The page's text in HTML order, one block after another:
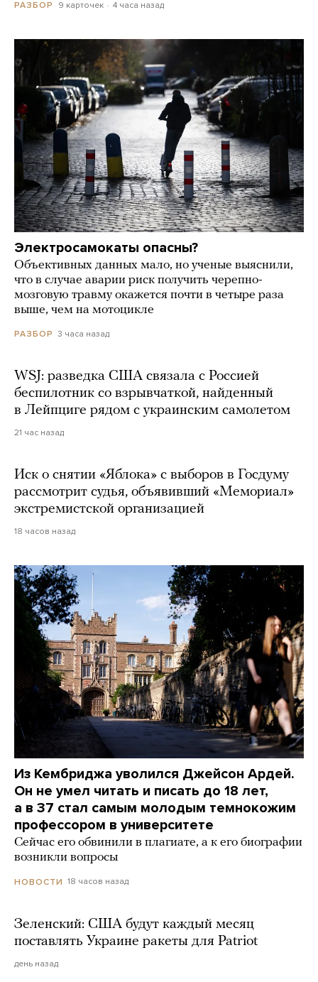
РАЗБОР 9 карточек 4 часа назад
Электросамокаты опасны?
Объективных данных мало, но ученые выяснили,
что в случае аварии риск получить черепно-
мозговую травму окажется почти в четыре раза
выше, чем на мотоцикле
РАЗБОР 3 часа назад
WSJ: разведка США связала с Россией
беспилотник со взрывчаткой, найденный
в Лейпциге рядом с украинским самолетом
21 час назад
Иск о снятии «Яблока» с выборов в Госдуму
рассмотрит судья, объявивший «Мемориал»
экстремистской организацией
18 часов назад
Из Кембриджа уволился Джейсон Ардей.
Он не умел читать и писать до 18 лет,
а в 37 стал самым молодым темнокожим
профессором в университете
Сейчас его обвинили в плагиате, а к его биографии
возникли вопросы
НОВОСТИ 18 часов назад
Зеленский: США будут каждый месяц
поставлять Украине ракеты для Patriot
день назад